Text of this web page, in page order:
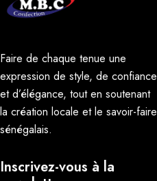
Faire de chaque tenue une
expression de style, de confiance
et d’élégance, tout en soutenant
la création locale et le savoir-faire
sénégalais.
Inscrivez-vous à la